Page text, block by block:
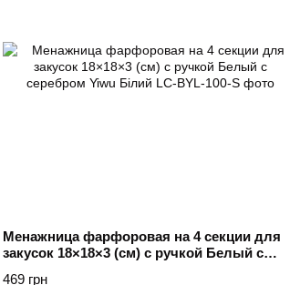
Менажница фарфоровая на 4 секции для
закусок 18×18×3 (см) с ручкой Белый с
469 грн